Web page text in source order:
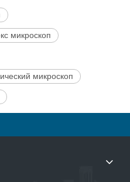
микроскоп
микроскоп